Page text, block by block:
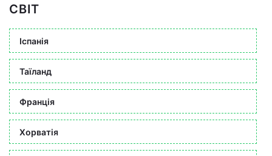
СВІТ
Іспанія
Таїланд
Франція
Хорватія